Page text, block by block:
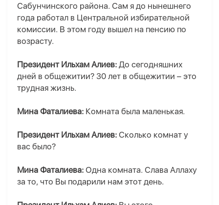
Сабунчинского района. Сам я до нынешнего
года работал в Центральной избирательной
комиссии. В этом году вышел на пенсию по
возрасту.
Президент Ильхам Алиев: До сегодняшних
дней в общежитии? 30 лет в общежитии – это
трудная жизнь.
Мина Фаталиева: Комната была маленькая.
Президент Ильхам Алиев: Сколько комнат у
вас было?
Мина Фаталиева: Одна комната. Слава Аллаху
за то, что Вы подарили нам этот день.